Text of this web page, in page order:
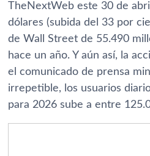
TheNextWeb este 30 de
dólares (subida del 33 por
de Wall Street de 55.490
hace un año. Y aún así, la
el comunicado de prensa
irrepetible, los usuarios
para 2026 sube a entre